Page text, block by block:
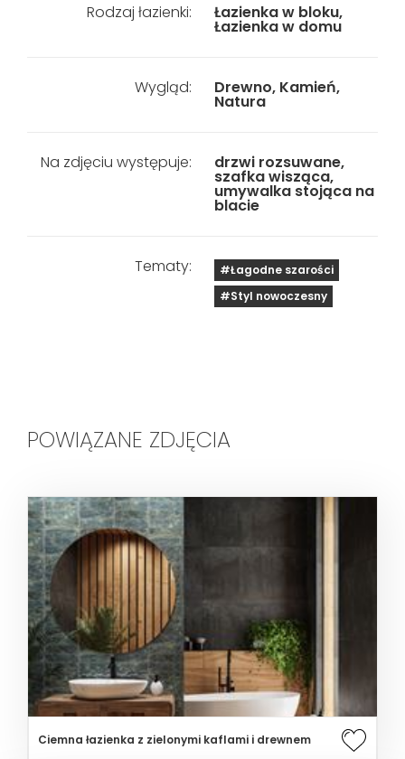
Rodzaj łazienki: Łazienka w bloku,
Łazienka w domu
Wygląd: Drewno, Kamień,
Natura
Na zdjęciu występuje: drzwi rozsuwane,
szafka wisząca,
umywalka stojąca na
blacie
Tematy:
#Łagodne szarości
#Styl nowoczesny
POWIĄZANE ZDJĘCIA
Ciemna łazienka z zielonymi kaflami i drewnem